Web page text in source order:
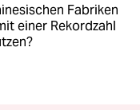
Fabriken
einer Rekordzahl